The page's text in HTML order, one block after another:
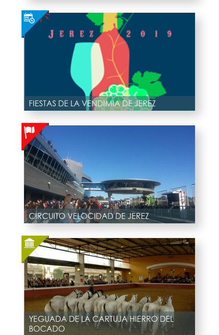
FIESTAS DE LA VENDIMIA DE JEREZ
CIRCUITO VELOCIDAD DE JEREZ
YEGUADA DE LA CARTUJA HIERRO DEL
BOCADO